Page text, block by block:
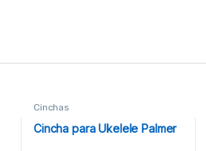
Cinchas
Cincha para Ukelele Palmer